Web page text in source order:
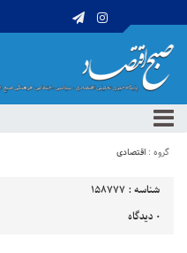
گروه : اقتصادی
شناسه : 158777
0 دیدگاه